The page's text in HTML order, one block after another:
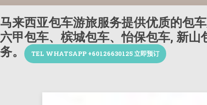
马来西亚包车游旅服务提供优质的包
六甲包车、槟城包车、怡保包车, 新
务。
TEL WHATSAPP +60126630125 立即预订